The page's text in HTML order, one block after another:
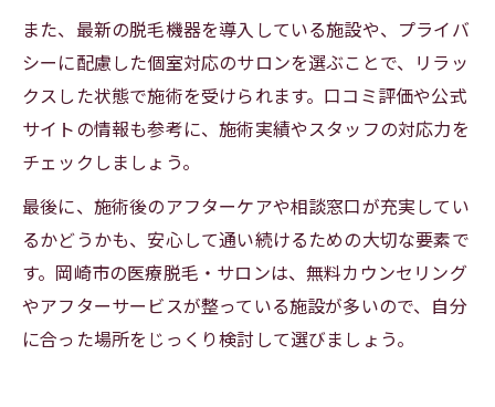
また、最新の脱毛機器を導入している施設や、プライバ
シーに配慮した個室対応のサロンを選ぶことで、リラッ
クスした状態で施術を受けられます。口コミ評価や公式
サイトの情報も参考に、施術実績やスタッフの対応力を
チェックしましょう。
最後に、施術後のアフターケアや相談窓口が充実してい
るかどうかも、安心して通い続けるための大切な要素で
す。岡崎市の医療脱毛・サロンは、無料カウンセリング
やアフターサービスが整っている施設が多いので、自分
に合った場所をじっくり検討して選びましょう。